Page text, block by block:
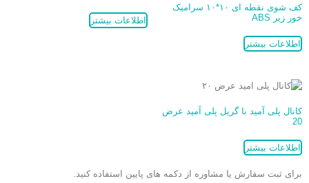
کف شوی نقطه ای ۱۰*۱۰ سرامیک
خور زیر ABS
اطلاعات بیشتر
اطلاعات بیشتر
کانال پلی آمید با گریل پلی آمید عرض
20
اطلاعات بیشتر
برای ثبت سفارش یا مشاوره از دکمه های پایین استفاده کنید.